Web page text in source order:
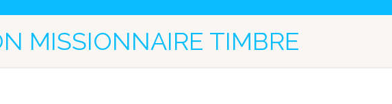
MISSIONNAIRE TIMBRE